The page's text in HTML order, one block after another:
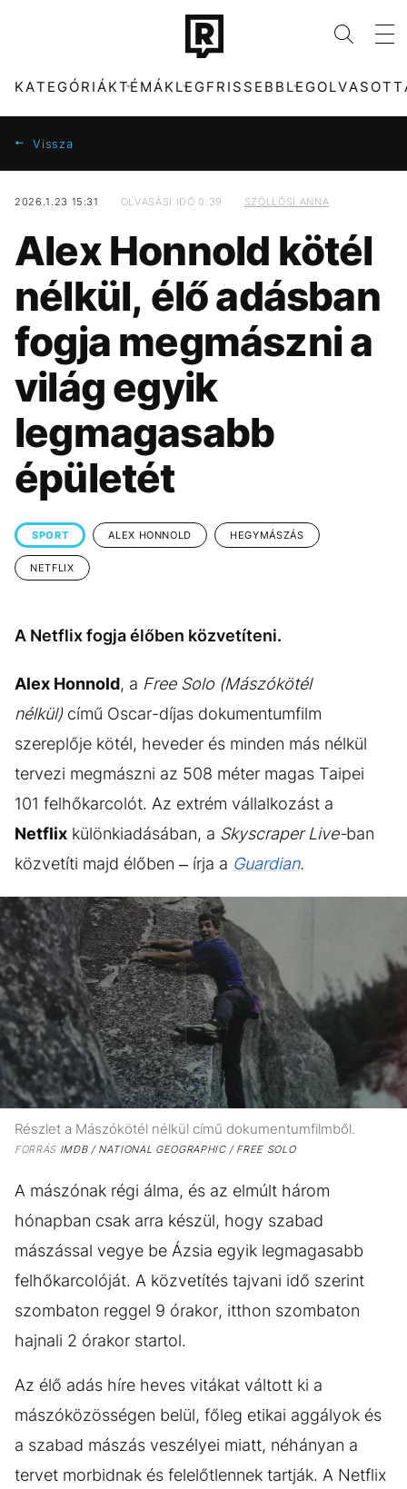
KATEGÓRIÁKTÉMÁKLEGFRISSEBB
ZENE DIVAT
KULTÚRA ENTR
FILM + SOROZAT TECH-TUDOMÁNY
SPORT
KÖZÉLET
ÉLETMÓD DESIGN
BESZÉLGETÉSEK
VIDEÓ TÖRTÉNETEK
GASZTRO
DUNA KVÍZ
KÁVÉ ENERGIAVÁLSÁG
KONCERT MADONNA
SEBESTYÉN BALÁZS
Vissza
2026.1.23 15:31 OLVASÁSI IDŐ 0:39 SZÖLLŐSI ANNA
Alex Honnold kötél
nélkül, élő adásban
fogja megmászni a
világ egyik
legmagasabb
épületét
SPORT ALEX HONNOLD HEGYMÁSZÁS
NETFLIX
A Netflix fogja élőben közvetíteni.
Alex Honnold, a Free Solo (Mászókötél
nélkül) című Oscar-díjas dokumentumfilm
szereplője kötél, heveder és minden más nélkül
tervezi megmászni az 508 méter magas Taipei
101 felhőkarcolót. Az extrém vállalkozást a
Netflix különkiadásában, a Skyscraper Live-ban
közvetíti majd élőben – írja a Guardian.
Részlet a Mászókötél nélkül című dokumentumfilmből.
FORRÁSIMDB / NATIONAL GEOGRAPHIC / FREE SOLO
A mászónak régi álma, és az elmúlt három
hónapban csak arra készül, hogy szabad
mászással vegye be Ázsia egyik legmagasabb
felhőkarcolóját. A közvetítés tajvani idő szerint
szombaton reggel 9 órakor, itthon szombaton
hajnali 2 órakor startol.
Az élő adás híre heves vitákat váltott ki a
mászóközösségen belül, főleg etikai aggályok és
a szabad mászás veszélyei miatt, néhányan a
tervet morbidnak és felelőtlennek tartják. A Netflix